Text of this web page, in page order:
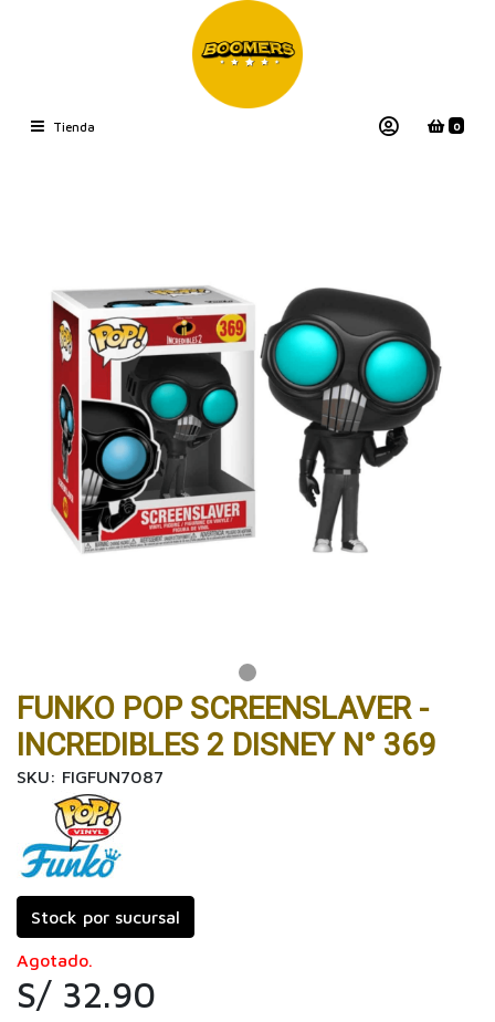
Tienda 0
FUNKO POP SCREENSLAVER -
INCREDIBLES 2 DISNEY N° 369
SKU: FIGFUN7087
Stock por sucursal
Agotado.
S/ 32.90